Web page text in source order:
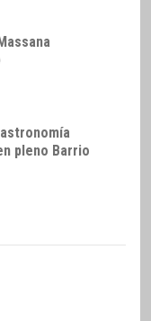
pleno Barrio